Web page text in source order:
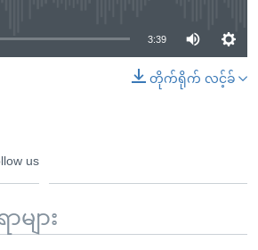
3:39
တိုက်ရိုက် လင့်ခ်
us
များ